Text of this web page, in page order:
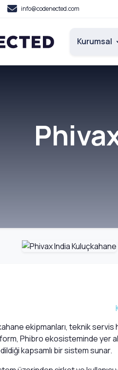
info@codenected.com
Kurumsal
ekipmanları, teknik
Phibro ekosisteminde yer
kapsamlı bir sistem sunar.